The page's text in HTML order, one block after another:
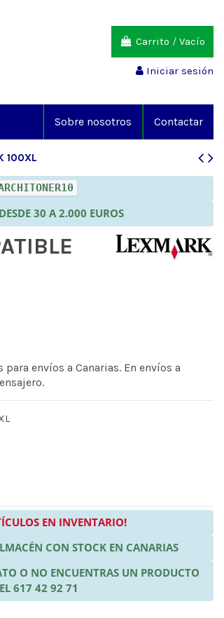
Carrito / Vacío
Iniciar sesión
Contactar
Sobre nosotros
100XL
30 A 2.000 EUROS
envíos a Canarias. En envíos a
EN INVENTARIO!
CON STOCK EN CANARIAS
O NO ENCUENTRAS UN PRODUCTO
617 42 92 71